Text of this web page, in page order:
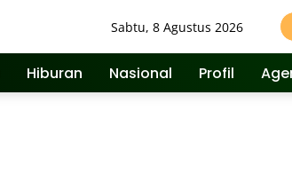
Sabtu, 8 Agustus 2026
Hiburan Nasional Profil